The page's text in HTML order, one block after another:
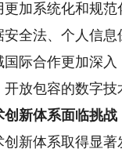
加系统化和规
安全法、个人信
际合作更加深
放包容的数字技
新体系面临挑战
体系取得显著